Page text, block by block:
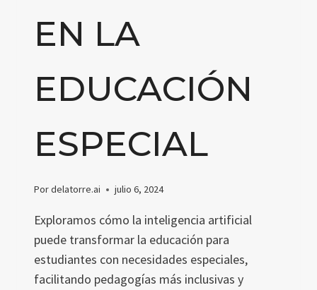
EN LA
EDUCACIÓN
ESPECIAL
Pordelatorre.ai julio 6, 2024
Exploramos cómo la inteligencia artificial
puede transformar la educación para
estudiantes con necesidades especiales,
facilitando pedagogías más inclusivas y